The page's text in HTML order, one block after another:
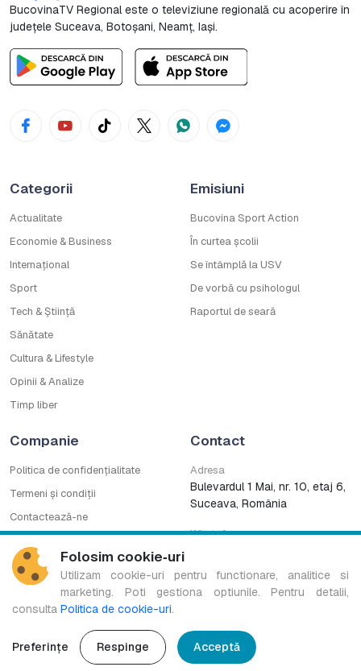
BucovinaTV Regional este o televiziune regională cu acoperire în
județele Suceava, Botoşani, Neamț, Iași.
Categorii
Actualitate
Economie & Business
Internațional
Sport
Tech & Știință
Sănătate
Cultura & Lifestyle
Opinii & Analize
Timp liber
Emisiuni
Bucovina Sport Action
În curtea școlii
Se întâmplă la USV
De vorbă cu psihologul
Raportul de seară
Companie
Politica de confidențialitate
Termeni și condiții
Contactează-ne
CNA
Contact
Adresa
Bulevardul 1 Mai, nr. 10, etaj 6,
Suceava, România
WhatsApp
Bucovina TV Regional este marcă înregistrată a B.G. MEDIA S.R.L.
Copyright © 2016-2026. Toate drepturile rezervate.
Design & Development:
Ace of Pixels
Folosim cookie‑uri
Utilizam cookie-uri pentru functionare, analitice si
marketing. Poti gestiona optiunile. Pentru detalii,
consulta Politica de cookie-uri.
Preferințe Respinge Acceptă